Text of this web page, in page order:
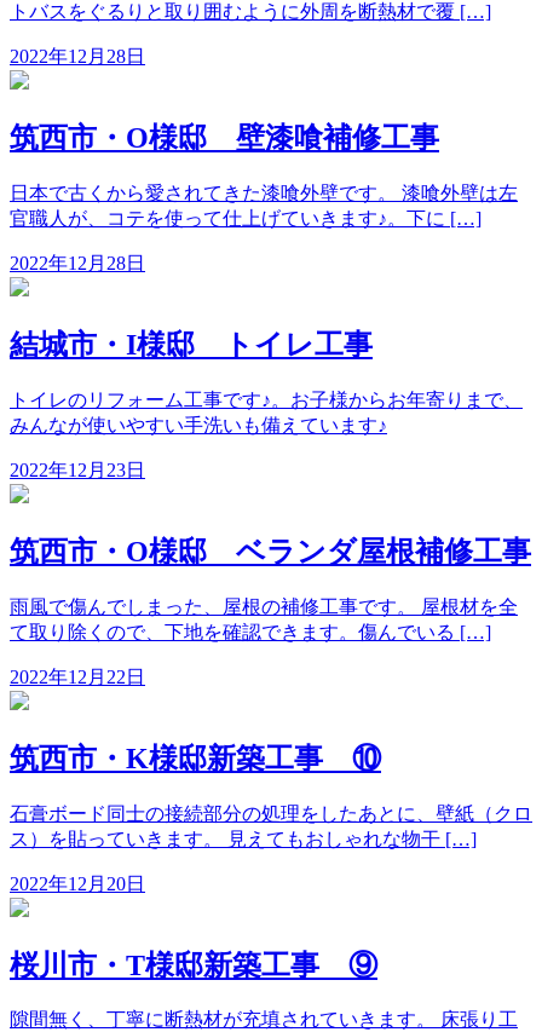
トバスをぐるりと取り囲むように外周を断熱材で覆 […]
2022年12月28日
筑西市・O様邸 壁漆喰補修工事
日本で古くから愛されてきた漆喰外壁です。 漆喰外壁は左
官職人が、コテを使って仕上げていきます♪。下に […]
2022年12月28日
結城市・I様邸 トイレ工事
トイレのリフォーム工事です♪。お子様からお年寄りまで、
みんなが使いやすい手洗いも備えています♪
2022年12月23日
筑西市・O様邸 ベランダ屋根補修工事
雨風で傷んでしまった、屋根の補修工事です。 屋根材を全
て取り除くので、下地を確認できます。傷んでいる […]
2022年12月22日
筑西市・K様邸新築工事 ⑩
石膏ボード同士の接続部分の処理をしたあとに、壁紙（クロ
ス）を貼っていきます。 見えてもおしゃれな物干 […]
2022年12月20日
桜川市・T様邸新築工事 ⑨
隙間無く、丁寧に断熱材が充填されていきます。 床張り工